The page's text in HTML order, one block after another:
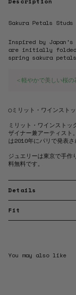
Sakura Petals
Inspired by
are initially folded
spring sakura
＜軽やかで美しい桜
◯ミリット・ワインスト
ミリット・ワインスト
ザイナー兼アーティスト
は2010年にパリで発表さ
ジュエリーは東京で手作
料無料です。
Details
Fit
You may also like